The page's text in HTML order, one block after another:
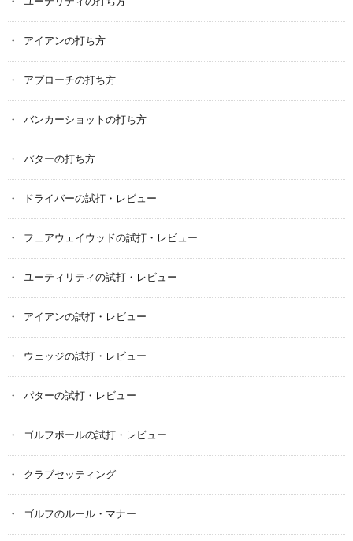
アイアンの打ち方
アプローチの打ち方
バンカーショットの打ち方
パターの打ち方
ドライバーの試打・レビュー
フェアウェイウッドの試打・レビュー
ユーティリティの試打・レビュー
アイアンの試打・レビュー
ウェッジの試打・レビュー
パターの試打・レビュー
ゴルフボールの試打・レビュー
クラブセッティング
ゴルフのルール・マナー